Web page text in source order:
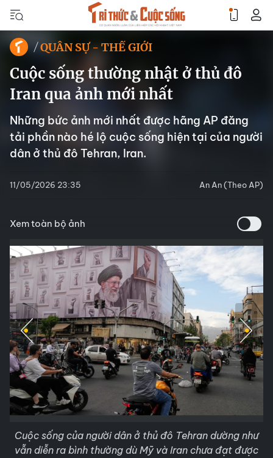
QUÂN SỰ - THẾ GIỚI
Cuộc sống thường nhật ở thủ đô
Iran qua ảnh mới nhất
Những bức ảnh mới nhất được hãng AP đăng
tải phần nào hé lộ cuộc sống hiện tại của người
dân ở thủ đô Tehran, Iran.
11/05/2026 23:35 An An (Theo AP)
Xem toàn bộ ảnh
Cuộc sống của người dân ở thủ đô Tehran dường như
vẫn diễn ra bình thường dù Mỹ và Iran chưa đạt được